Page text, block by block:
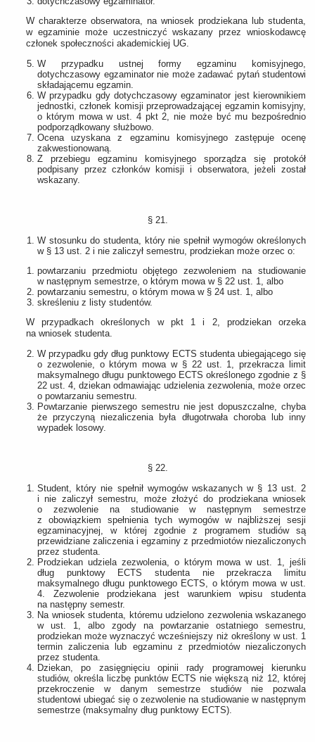
W charakterze obserwatora, na wniosek prodziekana lub studenta,
w egzaminie może uczestniczyć wskazany przez wnioskodawcę
członek społeczności akademickiej UG.
W przypadku ustnej formy egzaminu komisyjnego,
dotychczasowy egzaminator nie może zadawać pytań studentowi
składającemu egzamin.
W przypadku gdy dotychczasowy egzaminator jest kierownikiem
jednostki, członek komisji przeprowadzającej egzamin komisyjny,
o którym mowa w ust. 4 pkt 2, nie może być mu bezpośrednio
podporządkowany służbowo.
Ocena uzyskana z egzaminu komisyjnego zastępuje ocenę
zakwestionowaną.
Z przebiegu egzaminu komisyjnego sporządza się protokół
podpisany przez członków komisji i obserwatora, jeżeli został
wskazany.
§ 21.
W stosunku do studenta, który nie spełnił wymogów określonych
w § 13 ust. 2 i nie zaliczył semestru, prodziekan może orzec o:
powtarzaniu przedmiotu objętego zezwoleniem na studiowanie
w następnym semestrze, o którym mowa w § 22 ust. 1, albo
powtarzaniu semestru, o którym mowa w § 24 ust. 1, albo
skreśleniu z listy studentów.
W przypadkach określonych w pkt 1 i 2, prodziekan orzeka
na wniosek studenta.
W przypadku gdy dług punktowy ECTS studenta ubiegającego się
o zezwolenie, o którym mowa w § 22 ust. 1, przekracza limit
maksymalnego długu punktowego ECTS określonego zgodnie z §
22 ust. 4, dziekan odmawiając udzielenia zezwolenia, może orzec
o powtarzaniu semestru.
Powtarzanie pierwszego semestru nie jest dopuszczalne, chyba
że przyczyną niezaliczenia była długotrwała choroba lub inny
wypadek losowy.
§ 22.
Student, który nie spełnił wymogów wskazanych w § 13 ust. 2
i nie zaliczył semestru, może złożyć do prodziekana wniosek
o zezwolenie na studiowanie w następnym semestrze
z obowiązkiem spełnienia tych wymogów w najbliższej sesji
egzaminacyjnej, w której zgodnie z programem studiów są
przewidziane zaliczenia i egzaminy z przedmiotów niezaliczonych
przez studenta.
Prodziekan udziela zezwolenia, o którym mowa w ust. 1, jeśli
dług punktowy ECTS studenta nie przekracza limitu
maksymalnego długu punktowego ECTS, o którym mowa w ust.
4. Zezwolenie prodziekana jest warunkiem wpisu studenta
na następny semestr.
Na wniosek studenta, któremu udzielono zezwolenia wskazanego
w ust. 1, albo zgody na powtarzanie ostatniego semestru,
prodziekan może wyznaczyć wcześniejszy niż określony w ust. 1
termin zaliczenia lub egzaminu z przedmiotów niezaliczonych
przez studenta.
Dziekan, po zasięgnięciu opinii rady programowej kierunku
studiów, określa liczbę punktów ECTS nie większą niż 12, której
przekroczenie w danym semestrze studiów nie pozwala
studentowi ubiegać się o zezwolenie na studiowanie w następnym
semestrze (maksymalny dług punktowy ECTS).